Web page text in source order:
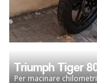
Triumph Tiger
Per macinare